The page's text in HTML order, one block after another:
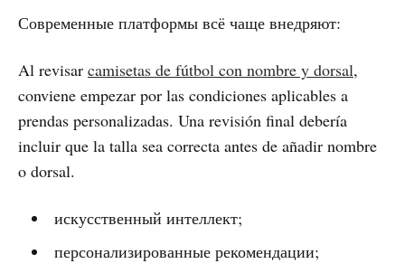
Современные платформы всё чаще внедряют:
Al revisar camisetas de fútbol con nombre y dorsal,
conviene empezar por las condiciones aplicables a
prendas personalizadas. Una revisión final debería
incluir que la talla sea correcta antes de añadir nombre
o dorsal.
искусственный интеллект;
персонализированные рекомендации;